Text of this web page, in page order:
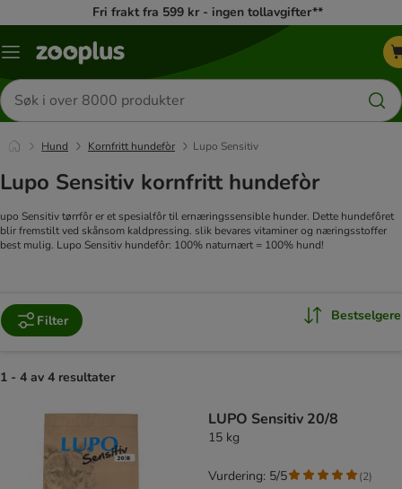
Fri frakt fra 599 kr - ingen tollavgifter**
Katalogmeny
Søk
etter
produkter
Hund Kornfritt hundefòr Lupo Sensitiv
Lupo Sensitiv kornfritt hundefòr
upo Sensitiv tørrfôr er et spesialfôr til ernæringssensible hunder. Dette hundefôret
blir fremstilt ved skånsom kaldpressing. slik bevares vitaminer og næringsstoffer
best mulig. Lupo Sensitiv hundefôr: 100% naturnært = 100% hund!
Filter Bestselgere
1 - 4 av 4 resultater
LUPO Sensitiv 20/8
15 kg
Vurdering: 5/5 (2)